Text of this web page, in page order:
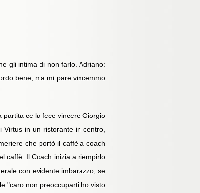
gli intima di non farlo. Adriano:
bene, ma mi pare vincemmo
partita ce la fece vincere Giorgio
in un ristorante in centro,
che portò il caffè a coach
caffè. Il Coach inizia a riempirlo
con evidente imbarazzo, se
non preoccuparti ho visto